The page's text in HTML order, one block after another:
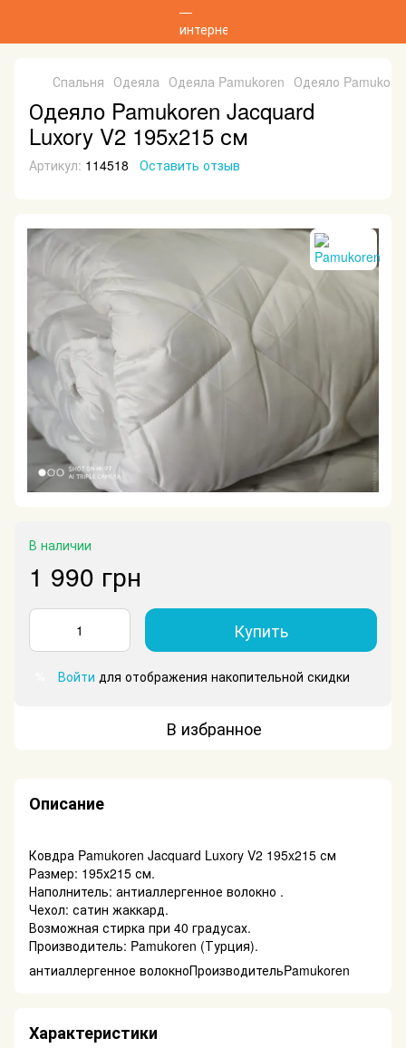
Спальня Одеяла Одеяла Pamukoren Одеяло
Одеяло Pamukoren Jacquard
Luxory V2 195x215 см
Артикул: 114518 Оставить отзыв
В наличии
1 990 грн
Купить
Войти для отображения накопительной скидки
В избранное
Описание
Ковдра Pamukoren Jacquard Luxory V2 195x215 см
Размер: 195х215 см.
Наполнитель: антиаллергенное волокно .
Чехол: сатин жаккард.
Возможная стирка при 40 градусах.
Производитель: Pamukoren (Турция).
антиаллергенное волокноПроизводительPamukoren
Характеристики